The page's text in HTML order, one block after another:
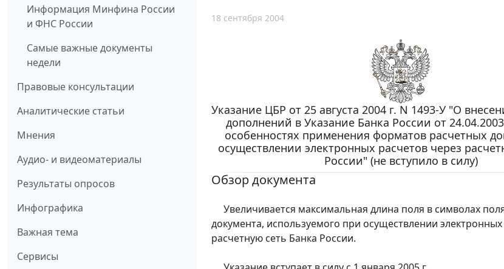
Информация Минфина России
и ФНС России
Самые важные документы
недели
Правовые консультации
Аналитические статьи
Мнения
Аудио- и видеоматериалы
Результаты опросов
Инфографика
Важная тема
Сервисы
18 сентября 2004
Указание ЦБР от 25 августа 2004 г. N 1493-У "О
дополнений в Указание Банка России от
особенностях применения форматов расчетных
осуществлении электронных расчетов через
России" (не вступило в силу)
Обзор документа
Увеличивается максимальная длина поля в символах
документа, используемого при осуществлении
расчетную сеть Банка России.